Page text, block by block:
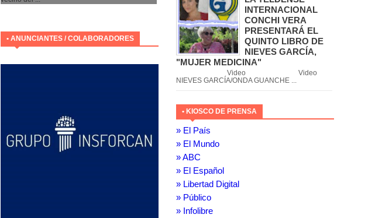
• ANUNCIANTES / COLABORADORES
INTERNACIONAL
CONCHI VERA
PRESENTARÁ EL
QUINTO LIBRO DE
NIEVES GARCÍA,
"MUJER MEDICINA"
Video Video
NIEVES GARCÍA/ONDA GUANCHE ...
• KIOSCO DE PRENSA
» El País
» El Mundo
» ABC
» El Español
» Libertad Digital
» Público
» Infolibre